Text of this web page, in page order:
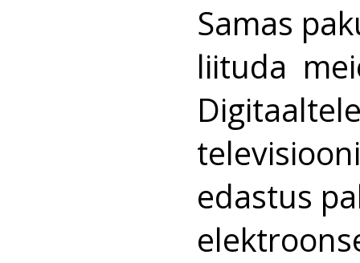
Samas
liituda
edastus